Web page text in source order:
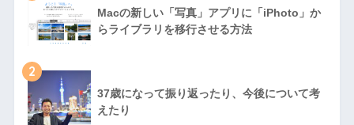
Macの新しい「写真」アプリに「iPhoto」か
らライブラリを移行させる方法
2
37歳になって振り返ったり、今後について考
えたり